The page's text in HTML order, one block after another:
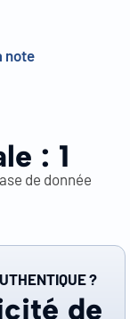
note
: 1
de donnée
?
de